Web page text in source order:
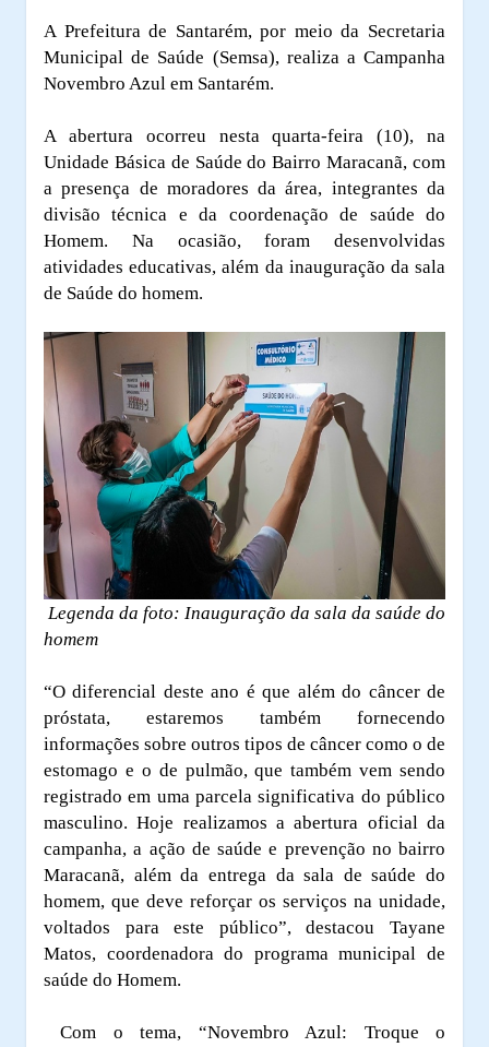
A Prefeitura de Santarém, por meio da Secretaria
Municipal de Saúde (Semsa), realiza a Campanha
Novembro Azul em Santarém.
A abertura ocorreu nesta quarta-feira (10), na
Unidade Básica de Saúde do Bairro Maracanã, com
a presença de moradores da área, integrantes da
divisão técnica e da coordenação de saúde do
Homem. Na ocasião, foram desenvolvidas
atividades educativas, além da inauguração da sala
de Saúde do homem.
Legenda da foto: Inauguração da sala da saúde do
homem
“O diferencial deste ano é que além do câncer de
próstata, estaremos também fornecendo
informações sobre outros tipos de câncer como o de
estomago e o de pulmão, que também vem sendo
registrado em uma parcela significativa do público
masculino. Hoje realizamos a abertura oficial da
campanha, a ação de saúde e prevenção no bairro
Maracanã, além da entrega da sala de saúde do
homem, que deve reforçar os serviços na unidade,
voltados para este público”, destacou Tayane
Matos, coordenadora do programa municipal de
saúde do Homem.
Com o tema, “Novembro Azul: Troque o